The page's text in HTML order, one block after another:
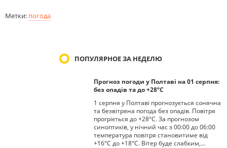
Метки: погода
ПОПУЛЯРНОЕ ЗА НЕДЕЛЮ
Прогноз погоди у Полтаві на 01 серпня:
без опадів та до +28°С
1 серпня у Полтаві прогнозується сонячна
та безвітряна погода без опадів. Повітря
прогріється до +28°С. За прогнозом
синоптиків, у нічний час з 00:00 до 06:00
температура повітря становитиме від
+16°С до +18°С. Вітер буде слабким,…